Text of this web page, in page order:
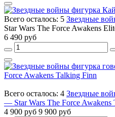
Всего осталось: 5 Звездные
Star Wars The Force Awakens
6 490 руб
Всего осталось: 4 Звездные
— Star Wars The Force Awakens
4 900 руб 9 900 руб